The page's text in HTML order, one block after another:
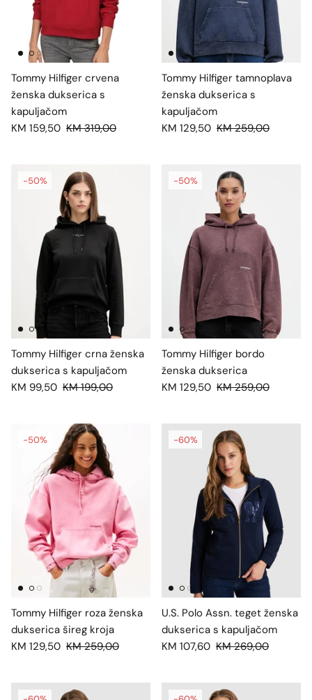
Tommy Hilfiger crvena
ženska dukserica s
kapuljačom
KM 159,50 KM 319,00
Tommy Hilfiger tamnoplava
ženska dukserica s
kapuljačom
KM 129,50 KM 259,00
-50%
Tommy Hilfiger crna ženska
dukserica s kapuljačom
KM 99,50 KM 199,00
-50%
Tommy Hilfiger bordo
ženska dukserica
KM 129,50 KM 259,00
-50%
Tommy Hilfiger roza ženska
dukserica šireg kroja
KM 129,50 KM 259,00
-60%
U.S. Polo Assn. teget ženska
dukserica s kapuljačom
KM 107,60 KM 269,00